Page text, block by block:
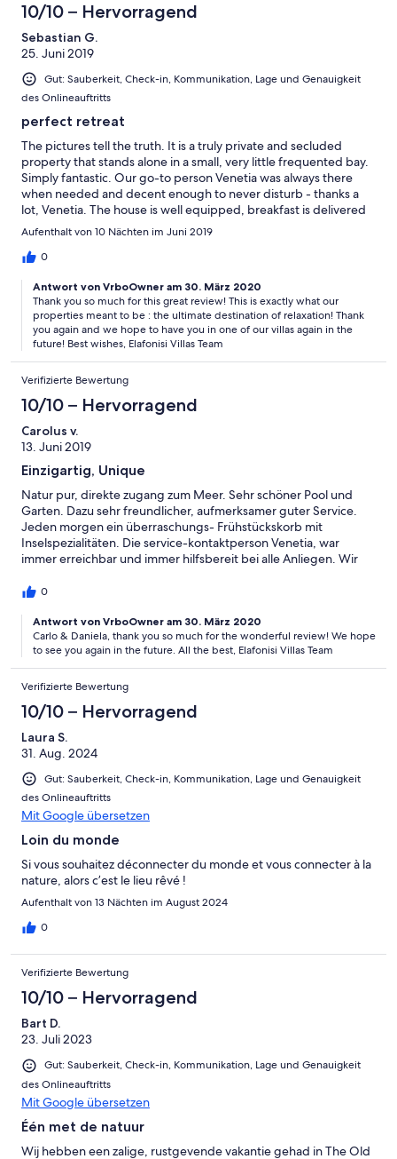
10/10 – Hervorragend
Sebastian G.
25. Juni 2019
Gut: Sauberkeit, Check-in, Kommunikation, Lage und Genauigkeit
des Onlineauftritts
perfect retreat
The pictures tell the truth. It is a truly private and secluded
property that stands alone in a small, very little frequented bay.
Simply fantastic. Our go-to person Venetia was always there
when needed and decent enough to never disturb - thanks a
lot, Venetia. The house is well equipped, breakfast is delivered
daily. We cannot find a single thing to complain about. After
the standard for relaxation.
Aufenthalt von 10 Nächten im Juni 2019
0
Antwort von VrboOwner am 30. März 2020
Thank you so much for this great review! This is exactly what our
properties meant to be : the ultimate destination of relaxation! Thank
you again and we hope to have you in one of our villas again in the
future! Best wishes, Elafonisi Villas Team
Verifizierte Bewertung
10/10 – Hervorragend
Carolus v.
13. Juni 2019
Einzigartig, Unique
Natur pur, direkte zugang zum Meer. Sehr schöner Pool und
Garten. Dazu sehr freundlicher, aufmerksamer guter Service.
Jeden morgen ein überraschungs- Frühstückskorb mit
Inselspezialitäten. Die service-kontaktperson Venetia, war
immer erreichbar und immer hilfsbereit bei alle Anliegen. Wir
schätzen gelernt. Carlo und Daniela
0
Antwort von VrboOwner am 30. März 2020
Carlo & Daniela, thank you so much for the wonderful review! We hope
to see you again in the future. All the best, Elafonisi Villas Team
Verifizierte Bewertung
10/10 – Hervorragend
Laura S.
31. Aug. 2024
Gut: Sauberkeit, Check-in, Kommunikation, Lage und Genauigkeit
des Onlineauftritts
Mit Google übersetzen
Loin du monde
Si vous souhaitez déconnecter du monde et vous connecter à la
nature, alors c’est le lieu rêvé !
Aufenthalt von 13 Nächten im August 2024
0
Verifizierte Bewertung
10/10 – Hervorragend
Bart D.
23. Juli 2023
Gut: Sauberkeit, Check-in, Kommunikation, Lage und Genauigkeit
des Onlineauftritts
Mit Google übersetzen
Één met de natuur
Wij hebben een zalige, rustgevende vakantie gehad in The Old